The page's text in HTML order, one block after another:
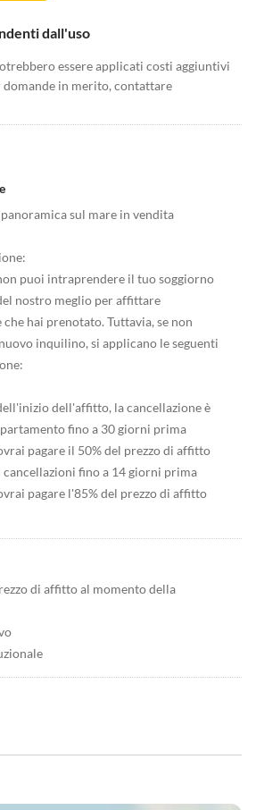
dall'uso
essere applicati costi aggiuntivi
in merito, contattare
sul mare in vendita
puoi intraprendere il tuo soggiorno
nostro meglio per affittare
hai prenotato. Tuttavia, se non
inquilino, si applicano le seguenti
dell'affitto, la cancellazione è
fino a 30 giorni prima
pagare il 50% del prezzo di affitto
fino a 14 giorni prima
pagare l'85% del prezzo di affitto
di affitto al momento della